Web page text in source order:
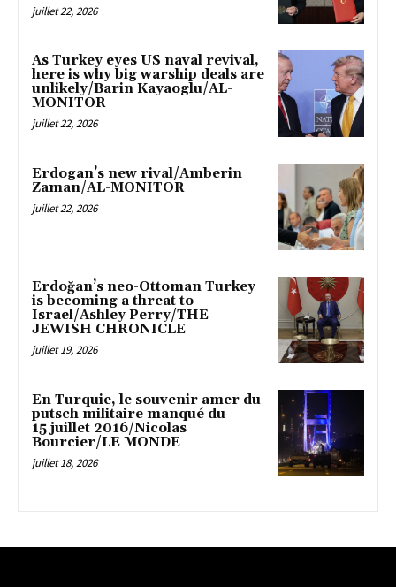
juillet 22, 2026
As Turkey eyes US naval revival,
here is why big warship deals are
unlikely/Barin Kayaoglu/AL-
MONITOR
juillet 22, 2026
Erdogan’s new rival/Amberin
Zaman/AL-MONITOR
juillet 22, 2026
Erdoğan’s neo-Ottoman Turkey
is becoming a threat to
Israel/Ashley Perry/THE
JEWISH CHRONICLE
juillet 19, 2026
En Turquie, le souvenir amer du
putsch militaire manqué du
15 juillet 2016/Nicolas
Bourcier/LE MONDE
juillet 18, 2026